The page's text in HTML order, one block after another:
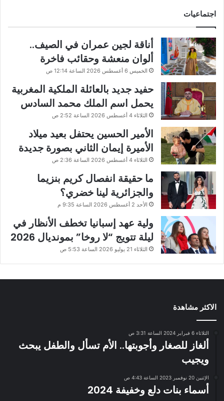
اجتماعيات
أناقة لجين عمران في الصيف..
ألوان منعشة وحقائب فاخرة
الخميس 6 أغسطس 2026 الساعة 12:14 ص
حفيد جديد بالعائلة الملكية المغربية
يحمل اسم الملك محمد السادس
الثلاثاء 4 أغسطس 2026 الساعة 2:52 ص
الأمير الحسين يحتفل بعيد ميلاد
الأميرة إيمان الثاني بصورة جديدة
الثلاثاء 4 أغسطس 2026 الساعة 2:36 ص
ما حقيقة انفصال كريم بنزيما
والجزائرية لينا خضري؟
الأحد 2 أغسطس 2026 الساعة 9:35 م
ولية عهد إسبانيا تخطف الأنظار في
ليلة تتويج “لا روخا” بمونديال 2026
الثلاثاء 21 يوليو 2026 الساعة 5:53 ص
الاكثر مشاهدة
الثلاثاء 6 فبراير 2024 الساعة 3:31 ص
ألغاز للصغار وأجوبتها.. الأم تسأل والطفل يبحث
ويجيب
الإثنين 20 نوفمبر 2023 الساعة 4:43 ص
أسماء بنات دلع وخفيفة 2024